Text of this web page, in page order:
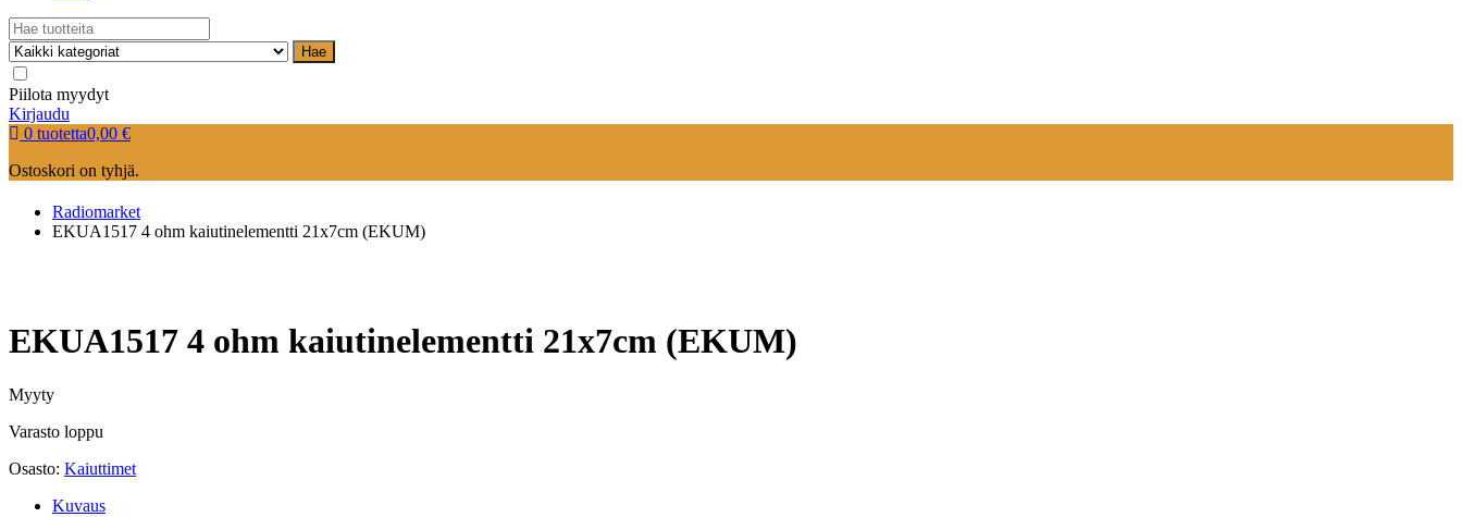
Hae
Piilota myydyt
Kirjaudu
0 tuotetta0,00 €
Ostoskori on tyhjä.
Radiomarket
EKUA1517 4 ohm kaiutinelementti 21x7cm (EKUM)
EKUA1517 4 ohm kaiutinelementti 21x7cm (EKUM)
Myyty
Varasto loppu
Osasto: Kaiuttimet
Kuvaus